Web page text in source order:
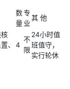
数
量
专
业
其 他
、
4
不
限
24小时值
班值守，
实行轮休